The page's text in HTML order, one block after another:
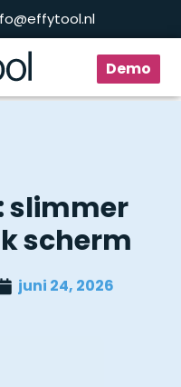
Demo
slimmer
scherm
juni 24, 2026